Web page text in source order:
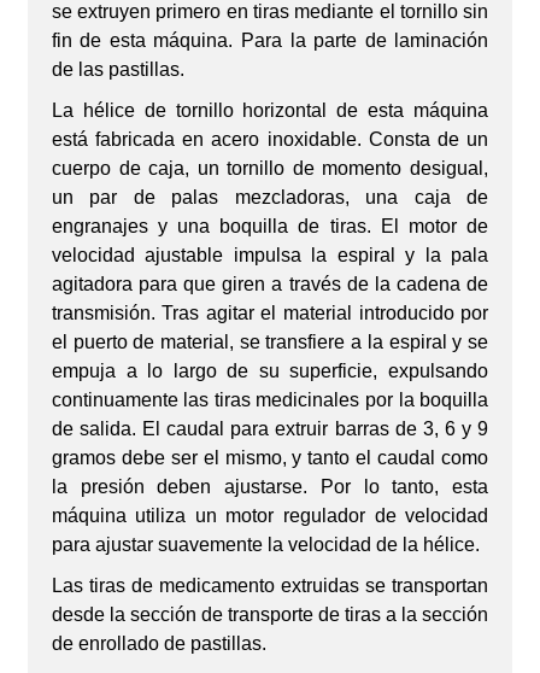
se extruyen primero en tiras mediante el tornillo sin
fin de esta máquina. Para la parte de laminación
de las pastillas.
La hélice de tornillo horizontal de esta máquina
está fabricada en acero inoxidable. Consta de un
cuerpo de caja, un tornillo de momento desigual,
un par de palas mezcladoras, una caja de
engranajes y una boquilla de tiras. El motor de
velocidad ajustable impulsa la espiral y la pala
agitadora para que giren a través de la cadena de
transmisión. Tras agitar el material introducido por
el puerto de material, se transfiere a la espiral y se
empuja a lo largo de su superficie, expulsando
continuamente las tiras medicinales por la boquilla
de salida. El caudal para extruir barras de 3, 6 y 9
gramos debe ser el mismo, y tanto el caudal como
la presión deben ajustarse. Por lo tanto, esta
máquina utiliza un motor regulador de velocidad
para ajustar suavemente la velocidad de la hélice.
Las tiras de medicamento extruidas se transportan
desde la sección de transporte de tiras a la sección
de enrollado de pastillas.